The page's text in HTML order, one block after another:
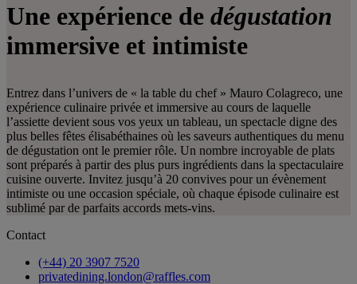
Une expérience de dégustation
immersive et intimiste
Entrez dans l’univers de « la table du chef » Mauro Colagreco, une
expérience culinaire privée et immersive au cours de laquelle
l’assiette devient sous vos yeux un tableau, un spectacle digne des
plus belles fêtes élisabéthaines où les saveurs authentiques du menu
de dégustation ont le premier rôle. Un nombre incroyable de plats
sont préparés à partir des plus purs ingrédients dans la spectaculaire
cuisine ouverte. Invitez jusqu’à 20 convives pour un évènement
intimiste ou une occasion spéciale, où chaque épisode culinaire est
sublimé par de parfaits accords mets-vins.
Contact
(+44) 20 3907 7520
privatedining.london@raffles.com